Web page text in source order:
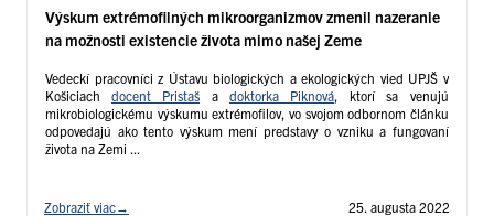
Výskum extrémofilných mikroorganizmov zmenil nazeranie
na možnosti existencie života mimo našej Zeme
Vedeckí pracovníci z Ústavu biologických a ekologických vied UPJŠ v
Košiciach docent Pristaš a doktorka Piknová, ktorí sa venujú
mikrobiologickému výskumu extrémofilov, vo svojom odbornom článku
odpovedajú ako tento výskum mení predstavy o vzniku a fungovaní
života na Zemi ...
Zobraziť viac→ 25. augusta 2022